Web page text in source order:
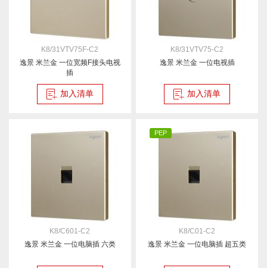
K8/31VTV75F-C2
逸景 米兰金 一位宽频F接头电视
插
加入清单
K8/31VTV75-C2
逸景 米兰金 一位电视插
加入清单
K8/C601-C2
逸景 米兰金 一位电脑插 六类
PEP
K8/C01-C2
逸景 米兰金 一位电脑插 超五类